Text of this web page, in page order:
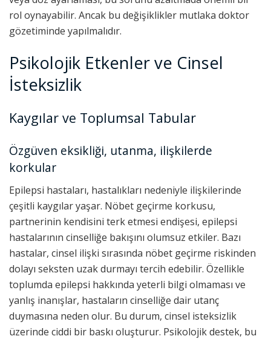
rol oynayabilir. Ancak bu değişiklikler mutlaka doktor
gözetiminde yapılmalıdır.
Psikolojik Etkenler ve Cinsel
İsteksizlik
Kaygılar ve Toplumsal Tabular
Özgüven eksikliği, utanma, ilişkilerde
korkular
Epilepsi hastaları, hastalıkları nedeniyle ilişkilerinde
çeşitli kaygılar yaşar. Nöbet geçirme korkusu,
partnerinin kendisini terk etmesi endişesi, epilepsi
hastalarının cinselliğe bakışını olumsuz etkiler. Bazı
hastalar, cinsel ilişki sırasında nöbet geçirme riskinden
dolayı seksten uzak durmayı tercih edebilir. Özellikle
toplumda epilepsi hakkında yeterli bilgi olmaması ve
yanlış inanışlar, hastaların cinselliğe dair utanç
duymasına neden olur. Bu durum, cinsel isteksizlik
üzerinde ciddi bir baskı oluşturur. Psikolojik destek, bu